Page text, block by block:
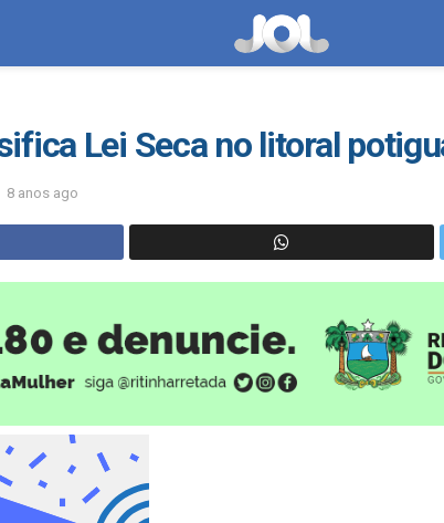
Lei Seca no litoral
8 anos ago